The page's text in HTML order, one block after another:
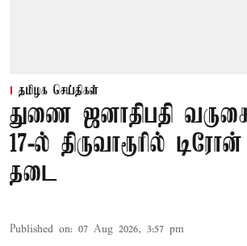
தமிழக செய்திகள்
துணை ஜனாதிபதி
17-ல் திருவாரூரில்
தடை
Published on: 07 Aug 2026, 3:57 pm